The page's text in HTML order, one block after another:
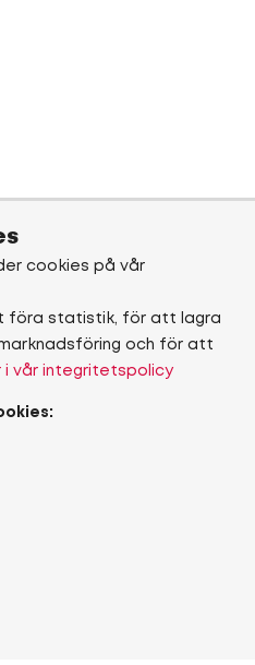
cookies på vår
föra statistik, för att lagra
och för att
i vår integritetspolicy